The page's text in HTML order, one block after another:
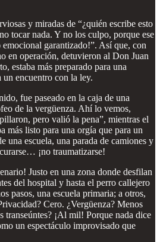
y miradas de “¿quién escribe esto
tocar nada. Y no los culpo, porque ese
garantizado!”. Así que, con
en operación, detuvieron al Don Juan
estaba más preparado para una
un encuentro con la ley.
fue paseado en la caja de una
de la vergüenza. Ahí lo vemos,
pero valió la pena”, mientras el
más listo para una orgía que para un
una escuela, una parada de camiones y
¡no traumatizarse!
Justo en una zona donde desfilan
del hospital y hasta el perro callejero
pasos, una escuela primaria; a otros,
Cero. ¿Vergüenza? Menos
transeúntes? ¡Al mil! Porque nada dice
un espectáculo improvisado que